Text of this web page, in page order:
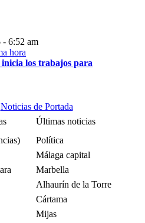
- 6:52 am
los trabajos para
Noticias de Portada
Últimas noticias
Política
Málaga capital
Marbella
Alhaurín de la Torre
Cártama
Mijas